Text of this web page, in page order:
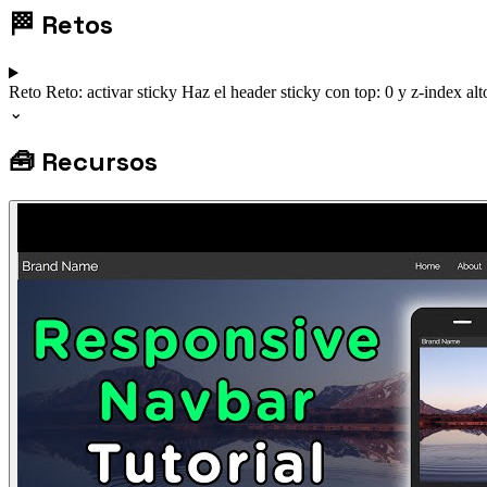
🏁 Retos
Reto Reto: activar sticky Haz el header sticky con top: 0 y z-index
⌄
🧰 Recursos